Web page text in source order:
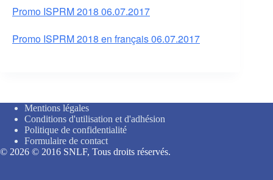
Promo ISPRM 2018 06.07.2017
Promo ISPRM 2018 en français 06.07.2017
Mentions légales
Conditions d'utilisation et d'adhésion
Politique de confidentialité
Formulaire de contact
© 2026 © 2016 SNLF, Tous droits réservés.